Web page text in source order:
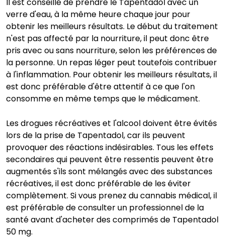
verre d'eau, à la même heure chaque jour pour
obtenir les meilleurs résultats. Le début du traitement
n'est pas affecté par la nourriture, il peut donc être
pris avec ou sans nourriture, selon les préférences de
la personne. Un repas léger peut toutefois contribuer
à l'inflammation. Pour obtenir les meilleurs résultats, il
est donc préférable d'être attentif à ce que l'on
consomme en même temps que le médicament.
Les drogues récréatives et l'alcool doivent être évités
lors de la prise de Tapentadol, car ils peuvent
provoquer des réactions indésirables. Tous les effets
secondaires qui peuvent être ressentis peuvent être
augmentés s'ils sont mélangés avec des substances
récréatives, il est donc préférable de les éviter
complètement. Si vous prenez du cannabis médical, il
est préférable de consulter un professionnel de la
santé avant d'acheter des comprimés de Tapentadol
50 mg.